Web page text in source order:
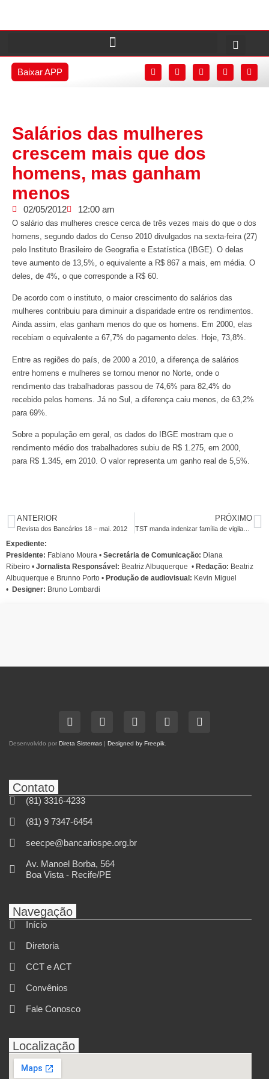
Baixar APP
Salários das mulheres
crescem mais que dos
homens, mas ganham
menos
02/05/2012 12:00 am
O salário das mulheres cresce cerca de três vezes mais do que o dos
homens, segundo dados do Censo 2010 divulgados na sexta-feira (27)
pelo Instituto Brasileiro de Geografia e Estatística (IBGE). O delas
teve aumento de 13,5%, o equivalente a R$ 867 a mais, em média. O
deles, de 4%, o que corresponde a R$ 60.
De acordo com o instituto, o maior crescimento do salários das
mulheres contribuiu para diminuir a disparidade entre os rendimentos.
Ainda assim, elas ganham menos do que os homens. Em 2000, elas
recebiam o equivalente a 67,7% do pagamento deles. Hoje, 73,8%.
Entre as regiões do país, de 2000 a 2010, a diferença de salários
entre homens e mulheres se tornou menor no Norte, onde o
rendimento das trabalhadoras passou de 74,6% para 82,4% do
recebido pelos homens. Já no Sul, a diferença caiu menos, de 63,2%
para 69%.
Sobre a população em geral, os dados do IBGE mostram que o
rendimento médio dos trabalhadores subiu de R$ 1.275, em 2000,
para R$ 1.345, em 2010. O valor representa um ganho real de 5,5%.
ANTERIOR
Revista dos Bancários 18 – mai. 2012
PRÓXIMO
TST manda indenizar família de vigilante morto em assalto nos Correios
Expediente:
Presidente: Fabiano Moura • Secretária de Comunicação: Diana
Ribeiro • Jornalista Responsável: Beatriz Albuquerque • Redação: Beatriz
Albuquerque e Brunno Porto • Produção de audiovisual: Kevin Miguel
• Designer: Bruno Lombardi
Desenvolvido por Direta Sistemas | Designed by Freepik
Contato
(81) 3316-4233
(81) 9 7347-6454
seecpe@bancariospe.org.br
Av. Manoel Borba, 564
Boa Vista - Recife/PE
Navegação
Início
Diretoria
CCT e ACT
Convênios
Fale Conosco
Localização